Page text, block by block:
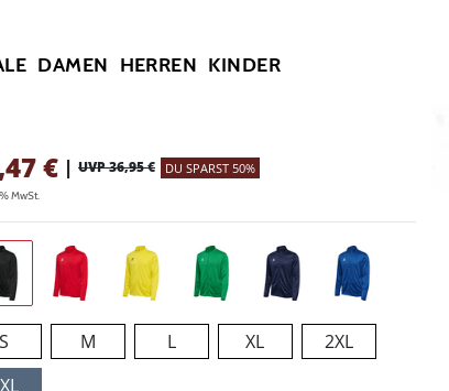
DAMEN HERREN KINDER
€ | UVP 36,95 € DU SPARST 50%
MwSt.
S M L XL
2XL